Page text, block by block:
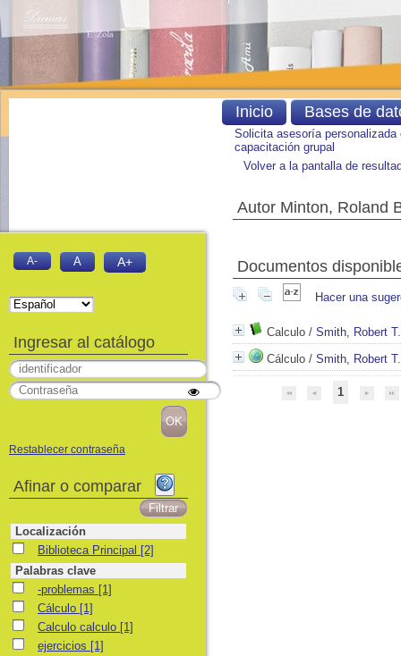
Solicita asesoría personalizada
capacitación grupal
Volver a la pantalla de
Autor Minton, Roland
Documentos
Hacer una
Calculo / Smith, Robert T.
Cálculo / Smith, Robert T.
1
Inicio Bases de
A- A A+
Ingresar al catálogo
Restablecer contraseña
Afinar o comparar
Localización
Biblioteca Principal
Biblioteca Principal [2]
Palabras clave
-problemas
-problemas [1]
CálculoCálculo [1]
Calculo calculo
Calculo calculo [1]
ejerciciosejercicios [1]